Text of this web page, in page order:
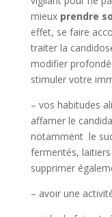
mieux prendre
effet, se faire
traiter la
modifier
stimuler votre
– vos habitudes
affamer le
notamment le
fermentés,
supprimer
– avoir une